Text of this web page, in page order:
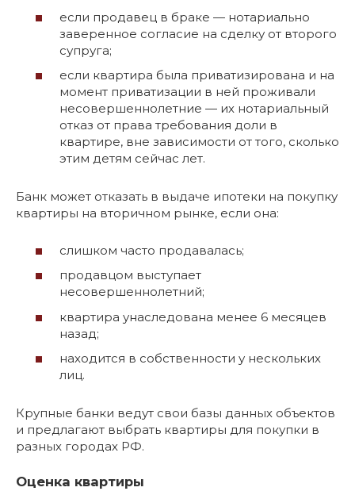
если продавец в браке — нотариально
заверенное согласие на сделку от второго
супруга;
если квартира была приватизирована и на
момент приватизации в ней проживали
несовершеннолетние — их нотариальный
отказ от права требования доли в
квартире, вне зависимости от того, сколько
этим детям сейчас лет.
Банк может отказать в выдаче ипотеки на покупку
квартиры на вторичном рынке, если она:
слишком часто продавалась;
продавцом выступает
несовершеннолетний;
квартира унаследована менее 6 месяцев
назад;
находится в собственности у нескольких
лиц.
Крупные банки ведут свои базы данных объектов
и предлагают выбрать квартиры для покупки в
разных городах РФ.
Оценка квартиры